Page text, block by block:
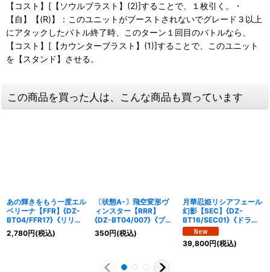
【コスト】[【ソウルブラスト】(2)]することで、１枚引く。・
【自】【(R)】：このユニットがブーストされないでグレード３以上
にアタックしたバトル終了時、このターン１回目のバトルなら、
【コスト】[【カウンターブラスト】(1)]することで、このユニット
を【スタンド】させる。
この商品を買った人は、こんな商品も買っています
あの輝きをもう一度エル
ベリーナ【FFR】{DZ-
BT04/FFR17}《リリカ
ルモナステリオ》
2,780円(税込)
〔状態A-〕飛空変形ヴ
ィンスター【RRR】
{DZ-BT04/007}《ブラ
ントゲート》
350円(税込)
月華忍姫リシアフェール
幻影【SEC】{DZ-
BT16/SEC01}《ドラゴ
ンエンパイア》
39,800円(税込)